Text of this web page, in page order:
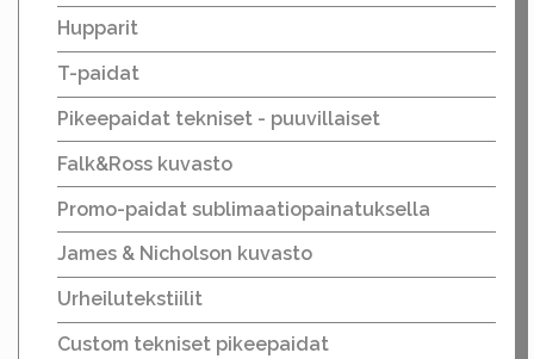
Hupparit
T-paidat
Pikeepaidat tekniset - puuvillaiset
Falk&Ross kuvasto
Promo-paidat sublimaatiopainatuksella
James & Nicholson kuvasto
Urheilutekstiilit
Custom tekniset pikeepaidat